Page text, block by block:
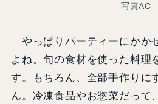
写真AC
やっぱりパーティーにかか
よね。旬の食材を使った料理
す。もちろん、全部手作りに
ん。冷凍食品やお惣菜だって